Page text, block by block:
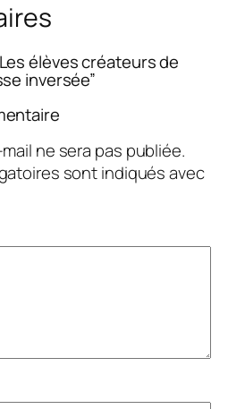
élèves créateurs de
inversée”
ne sera pas publiée.
sont indiqués avec